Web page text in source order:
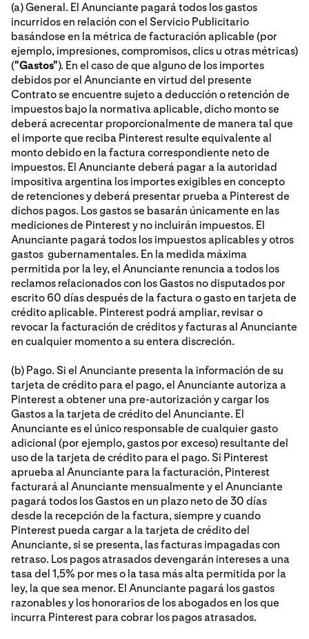
(a) General. El Anunciante pagará todos los gastos
incurridos en relación con el Servicio Publicitario
basándose en la métrica de facturación aplicable (por
ejemplo, impresiones, compromisos, clics u otras métricas)
("Gastos"). En el caso de que alguno de los importes
debidos por el Anunciante en virtud del presente
Contrato se encuentre sujeto a deducción o retención de
impuestos bajo la normativa aplicable, dicho monto se
deberá acrecentar proporcionalmente de manera tal que
el importe que reciba Pinterest resulte equivalente al
monto debido en la factura correspondiente neto de
impuestos. El Anunciante deberá pagar a la autoridad
impositiva argentina los importes exigibles en concepto
de retenciones y deberá presentar prueba a Pinterest de
dichos pagos. Los gastos se basarán únicamente en las
mediciones de Pinterest y no incluirán impuestos. El
Anunciante pagará todos los impuestos aplicables y otros
gastos gubernamentales. En la medida máxima
permitida por la ley, el Anunciante renuncia a todos los
reclamos relacionados con los Gastos no disputados por
escrito 60 días después de la factura o gasto en tarjeta de
crédito aplicable. Pinterest podrá ampliar, revisar o
revocar la facturación de créditos y facturas al Anunciante
en cualquier momento a su entera discreción.
(b) Pago. Si el Anunciante presenta la información de su
tarjeta de crédito para el pago, el Anunciante autoriza a
Pinterest a obtener una pre-autorización y cargar los
Gastos a la tarjeta de crédito del Anunciante. El
Anunciante es el único responsable de cualquier gasto
adicional (por ejemplo, gastos por exceso) resultante del
uso de la tarjeta de crédito para el pago. Si Pinterest
aprueba al Anunciante para la facturación, Pinterest
facturará al Anunciante mensualmente y el Anunciante
pagará todos los Gastos en un plazo neto de 30 días
desde la recepción de la factura, siempre y cuando
Pinterest pueda cargar a la tarjeta de crédito del
Anunciante, si se presenta, las facturas impagadas con
retraso. Los pagos atrasados devengarán intereses a una
tasa del 1,5% por mes o la tasa más alta permitida por la
ley, la que sea menor. El Anunciante pagará los gastos
razonables y los honorarios de los abogados en los que
incurra Pinterest para cobrar los pagos atrasados.